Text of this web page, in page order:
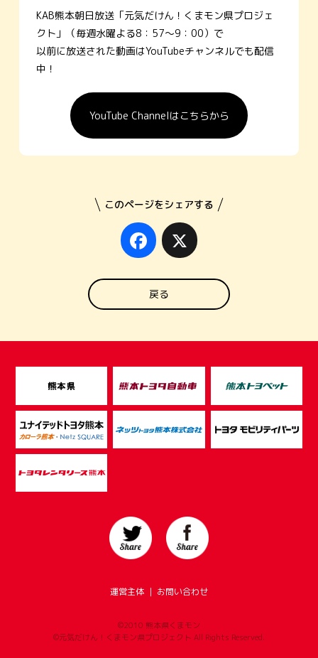
KAB熊本朝日放送「元気だけん！くまモン県プロジェ
クト」（毎週水曜よる8：57～9：00）で
以前に放送された動画はYouTubeチャンネルでも配信
中！
YouTube Channelはこちらから
このページをシェアする
Facebook
戻る
運営主体 ｜ お問い合わせ
©2010 熊本県くまモン
©元気だけん！くまモン県プロジェクト All Rights Reserved.